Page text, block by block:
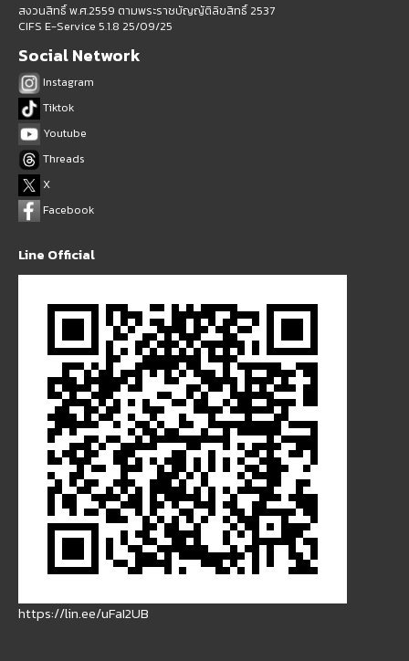
สงวนสิทธิ์ พ.ศ.2559 ตามพระราชบัญญัติลิขสิทธิ์ 2537
CIFS E-Service 5.1.8 25/09/25
Social Network
Instagram
Tiktok
Youtube
Threads
X
Facebook
Line Official
https://lin.ee/uFaI2UB